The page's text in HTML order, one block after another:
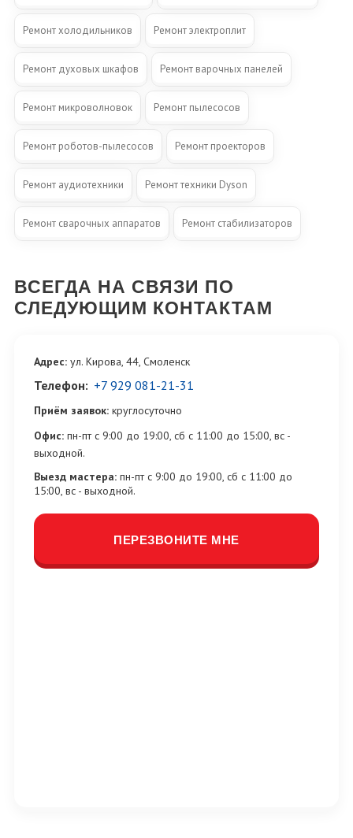
Ремонт холодильников Ремонт электроплит
Ремонт духовых шкафов Ремонт варочных панелей
Ремонт микроволновок Ремонт пылесосов
Ремонт роботов-пылесосов Ремонт проекторов
Ремонт аудиотехники Ремонт техники Dyson
Ремонт сварочных аппаратов Ремонт стабилизаторов
ВСЕГДА НА СВЯЗИ ПО
СЛЕДУЮЩИМ КОНТАКТАМ
Адрес: ул. Кирова, 44, Смоленск
Телефон: +7 929 081-21-31
Приём заявок: круглосуточно
Офис: пн-пт с 9:00 до 19:00, сб с 11:00 до 15:00, вс -
выходной.
Выезд мастера: пн-пт с 9:00 до 19:00, сб с 11:00 до
15:00, вс - выходной.
ПЕРЕЗВОНИТЕ МНЕ